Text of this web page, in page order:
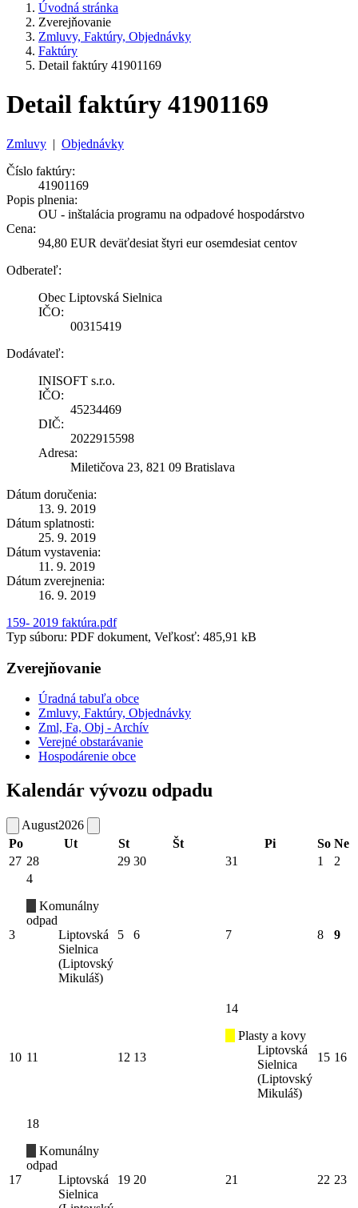
Úvodná stránka
Zverejňovanie
Zmluvy, Faktúry, Objednávky
Faktúry
Detail faktúry 41901169
Detail faktúry 41901169
Zmluvy | Objednávky
Číslo faktúry:
41901169
Popis plnenia:
OU - inštalácia programu na odpadové hospodárstvo
Cena:
94,80 EUR deväťdesiat štyri eur osemdesiat centov
Odberateľ:
Obec Liptovská Sielnica
IČO:
00315419
Dodávateľ:
INISOFT s.r.o.
IČO:
45234469
DIČ:
2022915598
Adresa:
Miletičova 23, 821 09 Bratislava
Dátum doručenia:
13. 9. 2019
Dátum splatnosti:
25. 9. 2019
Dátum vystavenia:
11. 9. 2019
Dátum zverejnenia:
16. 9. 2019
159- 2019 faktúra.pdf
Typ súboru: PDF dokument, Veľkosť: 485,91 kB
Zverejňovanie
Úradná tabuľa obce
Zmluvy, Faktúry, Objednávky
Zml, Fa, Obj - Archív
Verejné obstarávanie
Hospodárenie obce
Kalendár vývozu odpadu
August2026
Po
Ut St Št Pi So Ne
27 28 29 30 31 1 2
3
4
Komunálny
odpad
Liptovská
Sielnica
(Liptovský
Mikuláš)
5 6 7 8 9
10 11 12 13
14
Plasty a kovy
Liptovská
Sielnica
(Liptovský
Mikuláš)
15 16
17
18
Komunálny
odpad
Liptovská
Sielnica
19 20 21 22 23